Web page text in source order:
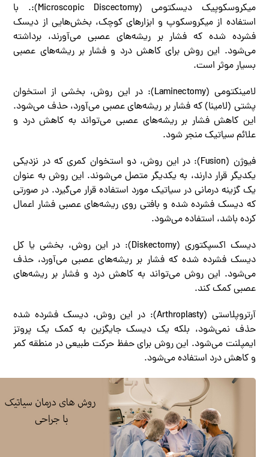
میکروسکوپیک دیسکتومی (Microscopic Discectomy):. با
استفاده از میکروسکوپ و ابزارهای کوچک، بخش‌هایی از دیسک
فشرده شده که فشار بر ریشه‌های عصبی می‌آورند، برداشته
می‌شود. این روش برای کاهش درد و فشار بر ریشه‌های عصبی
بسیار موثر است.
لامینکتومی (Laminectomy): در این روش، بخشی از استخوان
پشتی (لامینا) که فشار بر ریشه‌های عصبی می‌آورد، حذف می‌شود.
این کاهش فشار بر ریشه‌های عصبی می‌تواند به کاهش درد و
علائم سیاتیک منجر شود.
فیوژن (Fusion): در این روش، دو استخوان کمری که در نزدیکی
یکدیگر قرار دارند، به یکدیگر متصل می‌شوند. این روش به عنوان
یک گزینه درمانی در سیاتیک مورد استفاده قرار می‌گیرد. در صورتی
که دیسک فشرده شده و بافتی روی ریشه‌های عصبی فشار اعمال
کرده باشد، استفاده می‌شود.
دیسک اکسپکتوری (Diskectomy): در این روش، بخشی یا کل
دیسک فشرده شده که فشار بر ریشه‌های عصبی می‌آورد، حذف
می‌شود. این روش می‌تواند به کاهش درد و فشار بر ریشه‌های
عصبی کمک کند.
آرتروپلاستی (Arthroplasty): در این روش، دیسک فشرده شده
حذف نمی‌شود، بلکه یک دیسک جایگزین به کمک یک پروتز
ایمپلنت می‌شود. این روش برای حفظ حرکت طبیعی در منطقه کمر
و کاهش درد استفاده می‌شود.